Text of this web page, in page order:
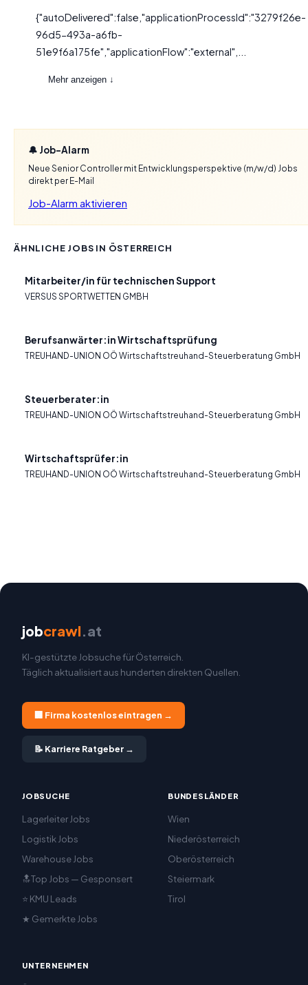
{"autoDelivered":false,"applicationProcessId":"3279f26e-
96d5-493a-a6fb-
51e9f6a175fe","applicationFlow":"external",...
Mehr anzeigen ↓
🔔 Job-Alarm
Neue Senior Controller mit Entwicklungsperspektive (m/w/d) Jobs
direkt per E-Mail
Job-Alarm aktivieren
ÄHNLICHE JOBS IN ÖSTERREICH
Mitarbeiter/in für technischen Support
VERSUS SPORTWETTEN GMBH
Berufsanwärter:in Wirtschaftsprüfung
TREUHAND-UNION OÖ Wirtschaftstreuhand-Steuerberatung GmbH
Steuerberater:in
TREUHAND-UNION OÖ Wirtschaftstreuhand-Steuerberatung GmbH
Wirtschaftsprüfer:in
TREUHAND-UNION OÖ Wirtschaftstreuhand-Steuerberatung GmbH
jobcrawl.at
KI-gestützte Jobsuche für Österreich.
Täglich aktualisiert aus hunderten direkten Quellen.
🏢 Firma kostenlos eintragen →
📝 Karriere Ratgeber →
JOBSUCHE
Lagerleiter Jobs
Logistik Jobs
Warehouse Jobs
🔝Top Jobs — Gesponsert
⭐ KMU Leads
★ Gemerkte Jobs
BUNDESLÄNDER
Wien
Niederösterreich
Oberösterreich
Steiermark
Tirol
UNTERNEHMEN